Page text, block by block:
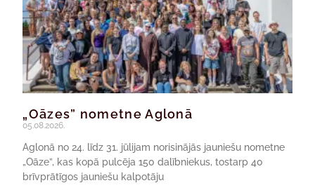
„Oāzes” nometne Aglonā
05.08.2026.
Aglonā no 24. līdz 31. jūlijam norisinājās jauniešu nometne
„Oāze”, kas kopā pulcēja 150 dalībniekus, tostarp 40
brīvprātīgos jauniešu kalpotāju